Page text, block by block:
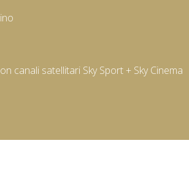
canali satellitari Sky Sport + Sky Cinema